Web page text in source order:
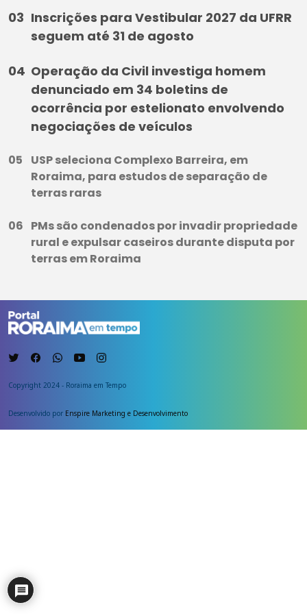
Inscrições para Vestibular 2027 da UFRR
seguem até 31 de agosto
Operação da Civil investiga homem
denunciado em 34 boletins de
ocorrência por estelionato envolvendo
negociações de veículos
USP seleciona Complexo Barreira, em
Roraima, para estudos de separação de
terras raras
PMs são condenados por invadir propriedade
rural e expulsar caseiros durante disputa por
terras em Roraima
Copyright 2024 - Roraima em Tempo
Desenvolvido por Enspire Marketing e Desenvolvimento